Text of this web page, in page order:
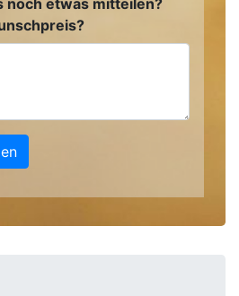
noch etwas mitteilen?